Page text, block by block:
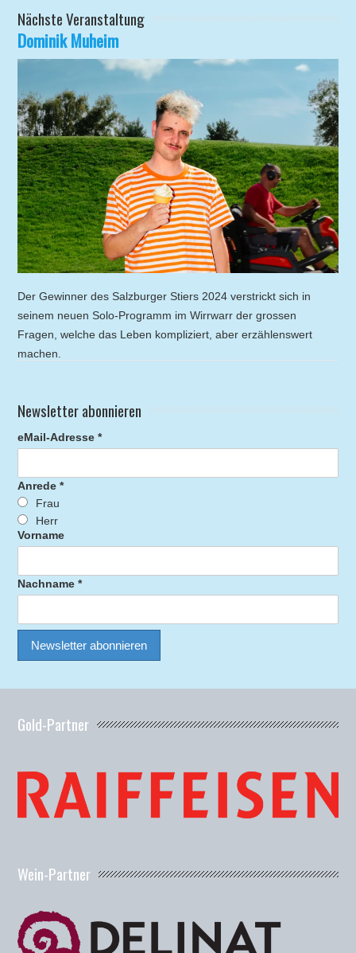
Nächste Veranstaltung
Dominik Muheim
Der Gewinner des Salzburger Stiers 2024 verstrickt sich in
seinem neuen Solo-Programm im Wirrwarr der grossen
Fragen, welche das Leben kompliziert, aber erzählenswert
machen.
Newsletter abonnieren
eMail-Adresse *
Anrede *
Frau
Herr
Vorname
Nachname *
Gold-Partner
Wein-Partner